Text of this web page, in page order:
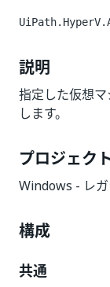
説明
指定した仮想
します。
プロジェク
Windows - レ
構成
共通